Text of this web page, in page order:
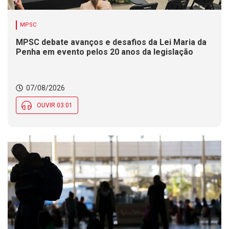
MPSC
MPSC debate avanços e desafios da Lei Maria da
Penha em evento pelos 20 anos da legislação
07/08/2026
OUVIR 03:01